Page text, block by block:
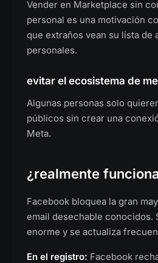
Vender en Marketplace sin
personal es una motivación
que extraños vean su lista de
personales.
evitar el ecosistema de
Algunas personas solo
públicos sin crear una
Meta.
¿realmente
Facebook bloquea la gran
email desechable conocidos.
enorme y se actualiza
En el registro: Facebook